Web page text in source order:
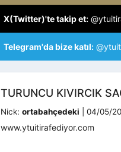
X(Twitter)'te takip et:
Telegram'da bize katıl:
TURUNCU KIVIRCIK
Nick: ortabahçedeki 04/05/
www.ytuitirafediyor.com